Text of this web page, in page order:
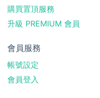
購買置頂服務
升級 PREMIUM 會員
會員服務
帳號設定
會員登入